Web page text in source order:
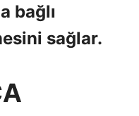
bağlı
sağlar.